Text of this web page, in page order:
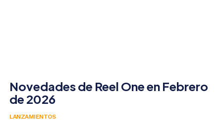
Novedades de Reel One en Febrero
de 2026
LANZAMIENTOS